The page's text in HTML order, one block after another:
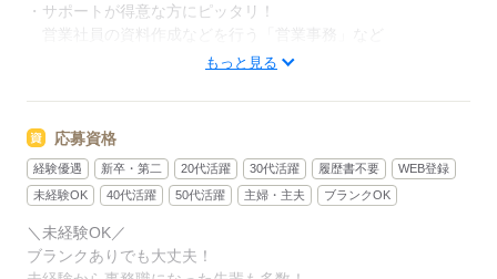
・サポートが得意な方にピッタリ！
リクルートグループならではの
豊富な案件の中からご紹介します。
「子育てが落ち着いたので
「経験がないけど、事務で働きたい」
もっと見る
応募資格
経験優遇 新卒・第二 20代活躍 30代活躍 履歴書不要
WEB登録
未経験OK
40代活躍 50代活躍 主婦・主夫 ブランクOK
＼未経験OK／
ブランクありでも大丈夫！